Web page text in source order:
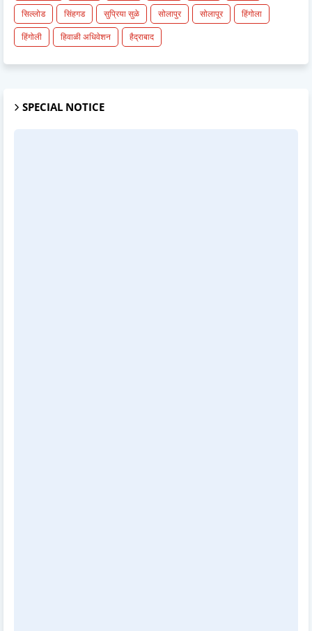
सिल्लोड सिंहगड सुप्रिया सुळे सोलापुर सोलापूर
हिंगोला
हिंगोली
हिवाळी अधिवेशन हैद्राबाद
SPECIAL NOTICE